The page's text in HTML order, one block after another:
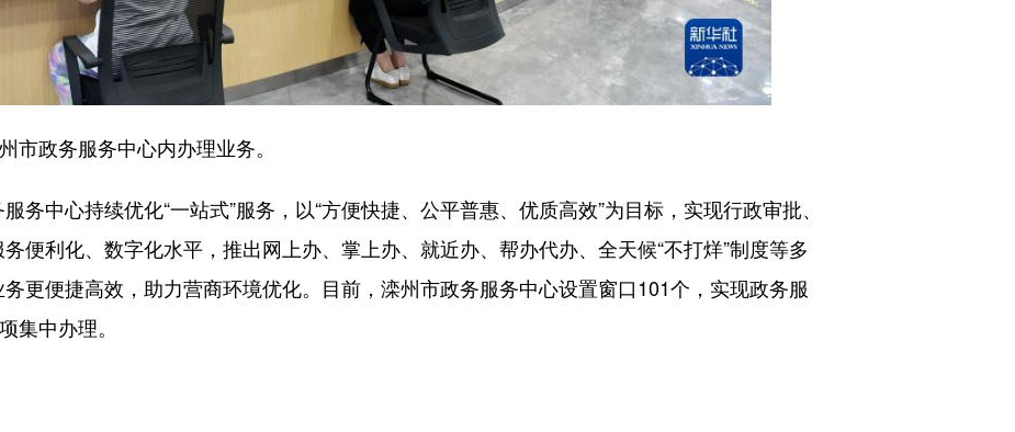
政务服务中心内办理业务。
中心持续优化“一站式”服务，以“方便快捷、公平普惠、优质高效”为目标，实现行政审批、
便利化、数字化水平，推出网上办、掌上办、就近办、帮办代办、全天候“不打烊”制度等多
更便捷高效，助力营商环境优化。目前，滦州市政务服务中心设置窗口101个，实现政务服
集中办理。